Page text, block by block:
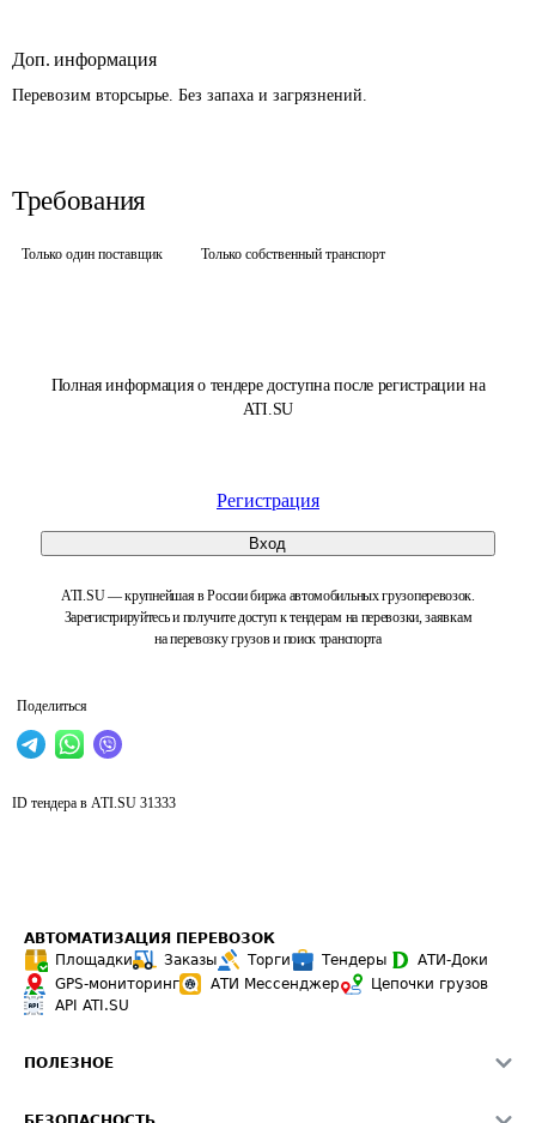
Полная информация о тендере доступна после регистрации на
ATI.SU
Регистрация
Вход
ATI.SU — крупнейшая в России биржа автомобильных грузоперевозок.
Зарегистрируйтесь и получите доступ к тендерам на перевозки, заявкам
на перевозку грузов и поиск транспорта
Поделиться
Доп. информация
Перевозим вторсырье. Без запаха и загрязнений.
Требования
Только один поставщик Только собственный транспорт
ID тендера в ATI.SU 31333
АВТОМАТИЗАЦИЯ ПЕРЕВОЗОК
Площадки
Заказы Торги Тендеры
АТИ-Доки
GPS-мониторинг
АТИ Мессенджер
Цепочки грузов
API ATI.SU
ПОЛЕЗНОЕ